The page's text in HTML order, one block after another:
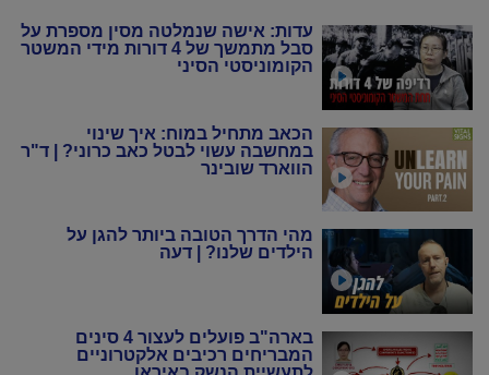
עדות: אישה שנמלטה מסין מספרת על
סבל מתמשך של 4 דורות מידי המשטר
הקומוניסטי הסיני
הכאב מתחיל במוח: איך שינוי
במחשבה עשוי לבטל כאב כרוני? | ד"ר
הווארד שובינר
מהי הדרך הטובה ביותר להגן על
הילדים שלנו? | דעה
בארה"ב פועלים לעצור 4 סינים
המבריחים רכיבים אלקטרוניים